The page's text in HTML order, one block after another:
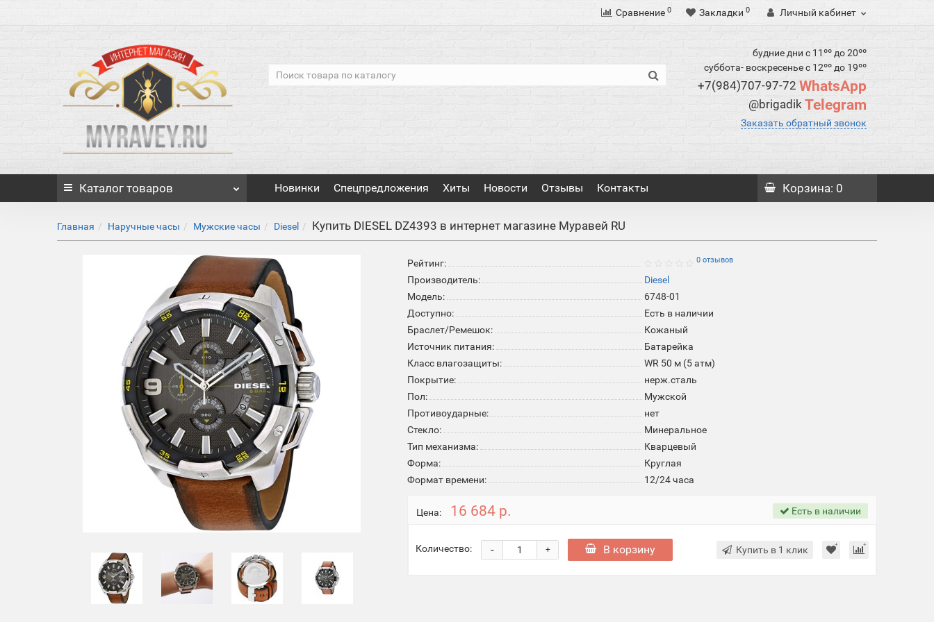
Сравнение 0 Закладки 0 Личный кабинет
будние дни с 11ºº до 20ºº
суббота- воскресенье с 12ºº до 19ºº
+7(984)707-97-72 WhatsApp
@brigadikTelegram
Заказать обратный звонок
Каталог товаров Новинки Спецпредложения Хиты Новости Отзывы Контакты Корзина: 0
Главная Наручные часы Мужские часы Diesel Купить DIESEL DZ4393 в интернет магазине Муравей RU
Рейтинг: 0 отзывов
Производитель:
Diesel
Модель:
6748-01
Доступно:
Есть в наличии
Браслет/Ремешок:
Кожаный
Источник питания:
Батарейка
Класс влагозащиты:
WR 50 м (5 атм)
Покрытие:
нерж.сталь
Пол:
Мужской
Противоударные:
нет
Стекло:
Минеральное
Тип механизма:
Кварцевый
Форма:
Круглая
Формат времени:
12/24 часа
Цена: 16 684 р. Есть в наличии
Количество: +
- В корзину Купить в 1 клик